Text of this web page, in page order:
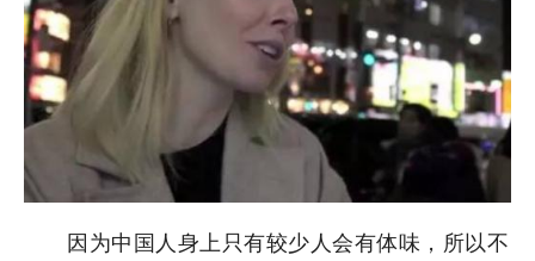
因为中国人身上只有较少人会有体味，所以不